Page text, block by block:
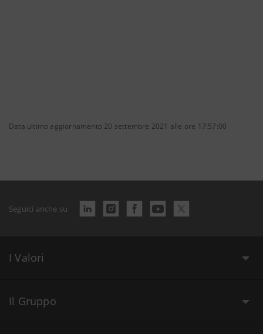
Data ultimo aggiornamento 20 settembre 2021 alle ore 17:57:00
Seguici anche su
I Valori
Il Gruppo